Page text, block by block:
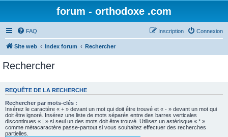
forum - orthodoxe .com
FAQ Connexion
Inscription
Site web Index forum Rechercher
Rechercher
REQUÊTE DE LA RECHERCHE
Rechercher par mots-clés :
Insérez le caractère « + » devant un mot qui doit être trouvé et « - » devant un mot qui
doit être ignoré. Insérez une liste de mots séparés entre des barres verticales
discontinues « | » si seul un des mots doit être trouvé. Utilisez un astérisque « * »
comme métacaractère passe-partout si vous souhaitez effectuer des recherches
partielles.